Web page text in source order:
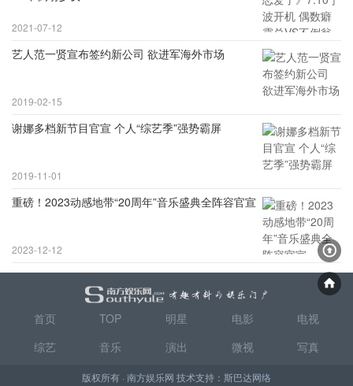
2021-07-12
艺人范一贤宣布签约新公司 欲进军海外市场
2019-02-15
谢娜多档新节目官宣 个人“综艺季”强势霸屏
2019-11-01
重磅！2023动感地带“20周年”音乐盛典全阵容官宣
2023-12-12
首页 TOP 明星 电影
电视
综艺
音乐 演出 微视 写真
版权所有 · 南方娱乐网 技术支持： 斯巴达网络